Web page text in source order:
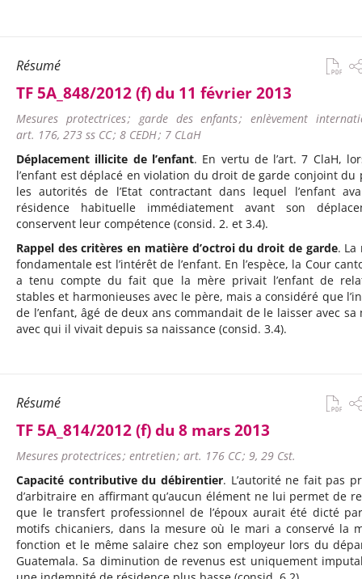
Résumé
TF 5A_848/2012 (f) du 11 février 2013
Mesures protectrices ; garde des enfants ; enlèvement
art. 176, 273 ss CC ; 8 CEDH ; 7 CLaH
Déplacement illicite de l’enfant. En vertu de l’art. 7 ClaH,
l’enfant est déplacé en violation du droit de garde conjoint du
les autorités de l’Etat contractant dans lequel l’enfant
résidence habituelle immédiatement avant son
conservent leur compétence (consid. 2. et 3.4).
Rappel des critères en matière d’octroi du droit de garde. La
fondamentale est l’intérêt de l’enfant. En l’espèce, la Cour
a tenu compte du fait que la mère privait l’enfant de
stables et harmonieuses avec le père, mais a considéré que
de l’enfant, âgé de deux ans commandait de le laisser avec sa
avec qui il vivait depuis sa naissance (consid. 3.4).
Résumé
TF 5A_814/2012 (f) du 8 mars 2013
Mesures protectrices ; entretien ; art. 176 CC ; 9, 29 Cst.
Capacité contributive du débirentier. L’autorité ne fait pas
d’arbitraire en affirmant qu’aucun élément ne lui permet de
que le transfert professionnel de l’époux aurait été dicté
motifs chicaniers, dans la mesure où le mari a conservé la
fonction et le même salaire chez son employeur lors du
Guatemala. Sa diminution de revenus est uniquement